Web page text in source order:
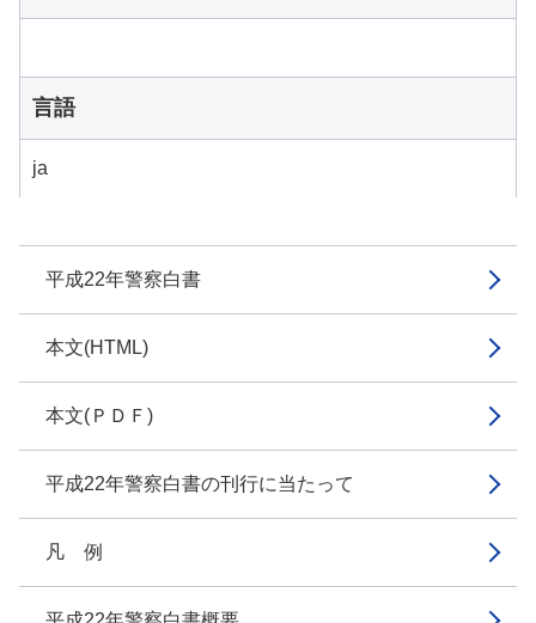
平成22年警察白書
本文(HTML)
本文(ＰＤＦ)
平成22年警察白書の刊行に当たって
凡 例
言語
ja